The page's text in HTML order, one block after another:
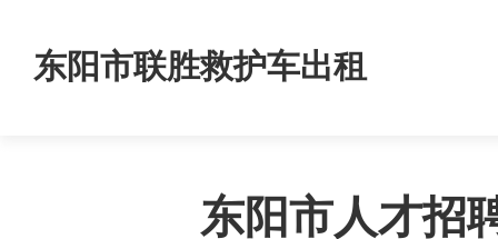
东阳市联胜救护车出租
东阳市人才招